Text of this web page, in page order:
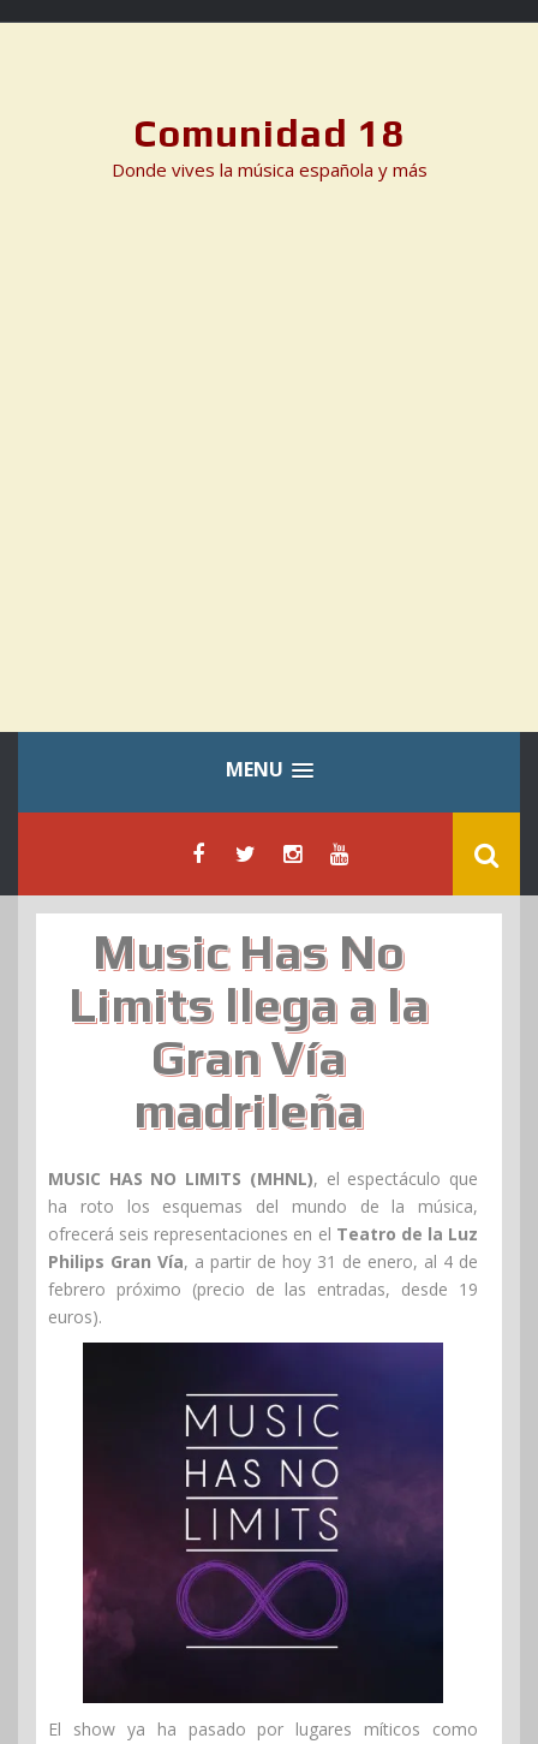
Comunidad 18
Donde vives la música española y más
MENU
Music Has No
Limits llega a la
Gran Vía
madrileña
MUSIC HAS NO LIMITS (MHNL), el espectáculo que
ha roto los esquemas del mundo de la música,
ofrecerá seis representaciones en el Teatro de la Luz
Philips Gran Vía, a partir de hoy 31 de enero, al 4 de
febrero próximo (precio de las entradas, desde 19
euros).
El show ya ha pasado por lugares míticos como